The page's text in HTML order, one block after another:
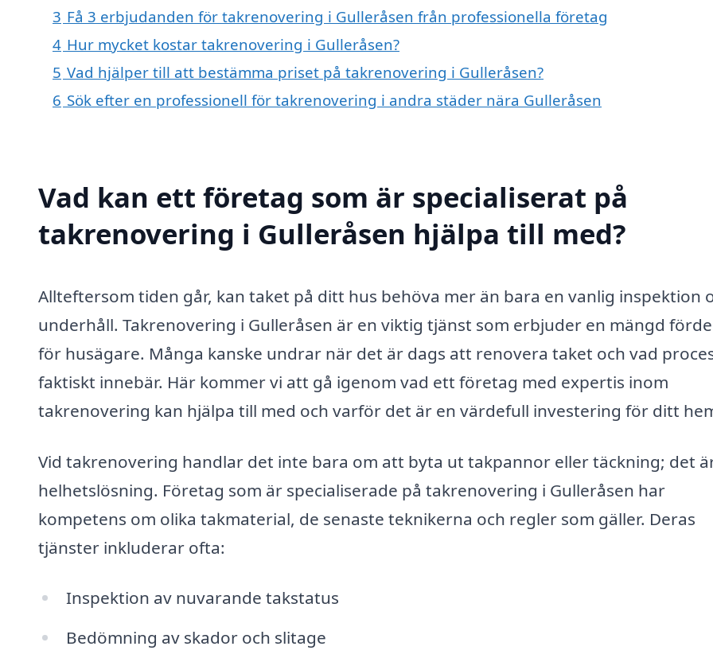
3 Få 3 erbjudanden för takrenovering i Gulleråsen från professionella företag
4 Hur mycket kostar takrenovering i Gulleråsen?
5 Vad hjälper till att bestämma priset på takrenovering i Gulleråsen?
6 Sök efter en professionell för takrenovering i andra städer nära Gulleråsen
Vad kan ett företag som är specialiserat på
takrenovering i Gulleråsen hjälpa till med?
Allteftersom tiden går, kan taket på ditt hus behöva mer än bara en vanlig inspektion
underhåll. Takrenovering i Gulleråsen är en viktig tjänst som erbjuder en mängd
för husägare. Många kanske undrar när det är dags att renovera taket och vad
faktiskt innebär. Här kommer vi att gå igenom vad ett företag med expertis inom
takrenovering kan hjälpa till med och varför det är en värdefull investering för ditt
Vid takrenovering handlar det inte bara om att byta ut takpannor eller täckning; det
helhetslösning. Företag som är specialiserade på takrenovering i Gulleråsen har
kompetens om olika takmaterial, de senaste teknikerna och regler som gäller. Deras
tjänster inkluderar ofta:
Inspektion av nuvarande takstatus
Bedömning av skador och slitage